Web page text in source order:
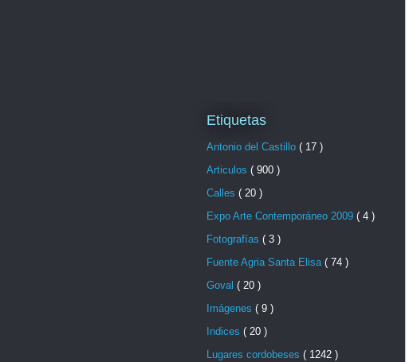
Etiquetas
Antonio del Castillo ( 17 )
Articulos ( 900 )
Calles ( 20 )
Expo Arte Contemporáneo 2009 ( 4 )
Fotografías ( 3 )
Fuente Agria Santa Elisa ( 74 )
Goval ( 20 )
Imágenes ( 9 )
Indices ( 20 )
Lugares cordobeses ( 1242 )